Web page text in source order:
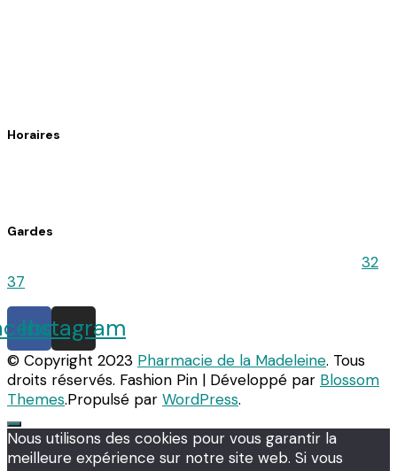
Horaires
Gardes
32
37
Instagram
© Copyright 2023 Pharmacie de la Madeleine. Tous
droits réservés. Fashion Pin | Développé par Blossom
Themes.Propulsé par WordPress.
Nous utilisons des cookies pour vous garantir la
meilleure expérience sur notre site web. Si vous